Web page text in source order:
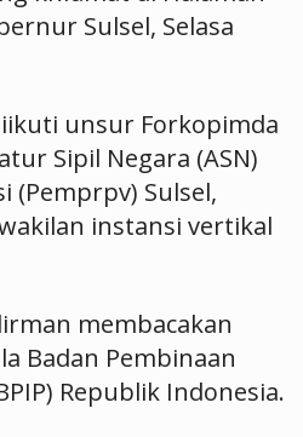
Sulsel, Selasa
unsur Forkopimda
Sipil Negara (ASN)
(Pemprpv) Sulsel,
instansi vertikal
membacakan
Badan Pembinaan
Republik Indonesia.